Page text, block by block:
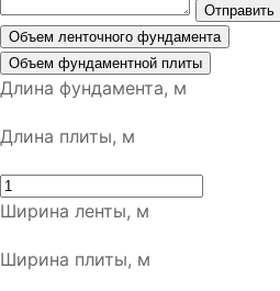
Отправить
Объем ленточного фундамента
Объем фундаментной плиты
Длина фундамента, м
Длина плиты, м
Ширина ленты, м
Ширина плиты, м